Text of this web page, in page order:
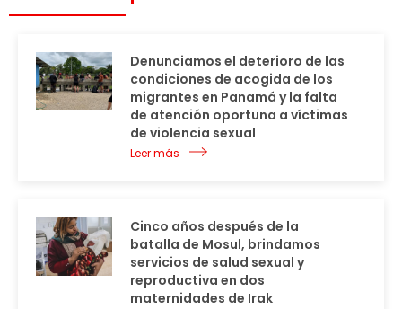
Denunciamos el deterioro de las
condiciones de acogida de los
migrantes en Panamá y la falta
de atención oportuna a víctimas
de violencia sexual
Leer más
Cinco años después de la
batalla de Mosul, brindamos
servicios de salud sexual y
reproductiva en dos
maternidades de Irak